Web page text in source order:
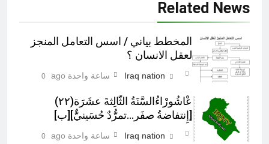
Related News
المخطط بياني / اسس التعامل المنجز
لعقل الانسان ؟
Iraq nation ساعة واحدة ago 0
عْاشُورْاءُالسَّنَةُ الثَّالِثةَ عشَرَة(٢٢)
[إِنتفاضةُ صفَر…تمرُّدٌ حُسَينيٌّ][ب]
Iraq nation ساعة واحدة ago 0